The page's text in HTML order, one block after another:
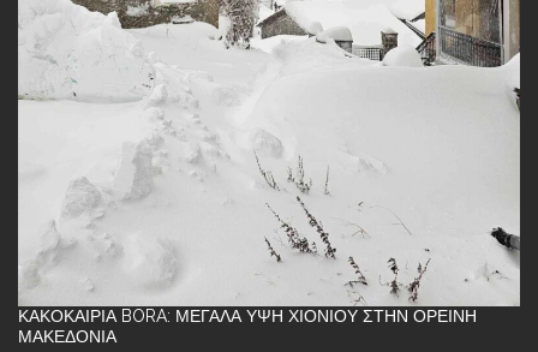
ΚΑΚΟΚΑΙΡΊΑ BORA: ΜΕΓΆΛΑ ΎΨΗ ΧΙΟΝΙΟΎ ΣΤΗΝ ΟΡΕΙΝΉ
ΜΑΚΕΔΟΝΊΑ